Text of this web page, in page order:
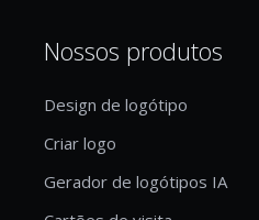
Nossos produtos
Design de logótipo
Criar logo
Gerador de logótipos IA